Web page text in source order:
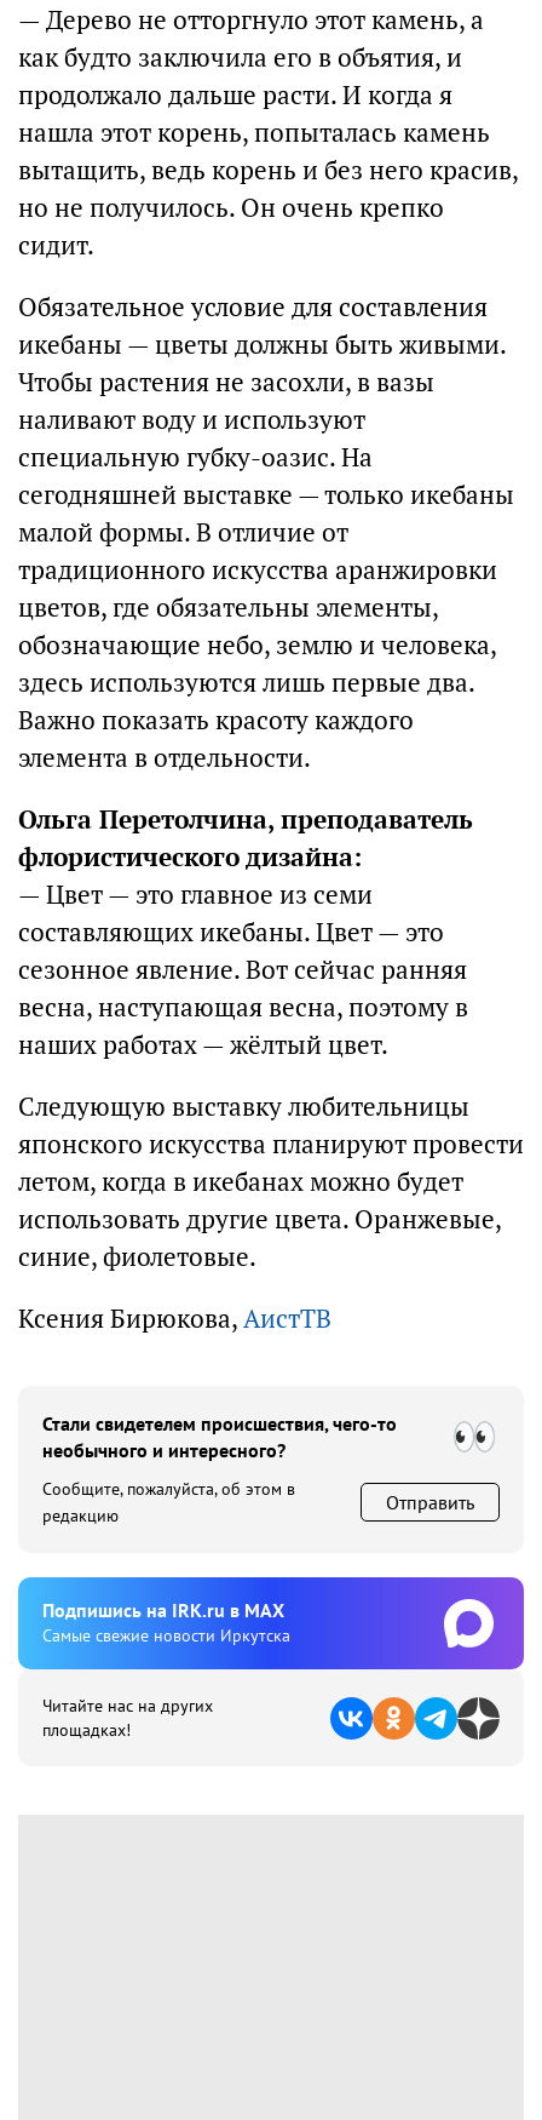
— Дерево не отторгнуло этот камень, а
как будто заключила его в объятия, и
продолжало дальше расти. И когда я
нашла этот корень, попыталась камень
вытащить, ведь корень и без него красив,
но не получилось. Он очень крепко
сидит.
Обязательное условие для составления
икебаны — цветы должны быть живыми.
Чтобы растения не засохли, в вазы
наливают воду и используют
специальную губку-оазис. На
сегодняшней выставке — только икебаны
малой формы. В отличие от
традиционного искусства аранжировки
цветов, где обязательны элементы,
обозначающие небо, землю и человека,
здесь используются лишь первые два.
Важно показать красоту каждого
элемента в отдельности.
Ольга Перетолчина, преподаватель
флористического дизайна:
— Цвет — это главное из семи
составляющих икебаны. Цвет — это
сезонное явление. Вот сейчас ранняя
весна, наступающая весна, поэтому в
наших работах — жёлтый цвет.
Следующую выставку любительницы
японского искусства планируют провести
летом, когда в икебанах можно будет
использовать другие цвета. Оранжевые,
синие, фиолетовые.
Ксения Бирюкова,АистТВ
Стали свидетелем происшествия, чего-то
необычного и интересного?
Сообщите, пожалуйста, об этом в
редакцию
Отправить
Подпишиcь на IRK.ru в MAX
Cамые свежие новости Иркутска
Читайте нас на других
площадках!